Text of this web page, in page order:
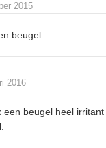
2015
beugel
2016
een beugel heel